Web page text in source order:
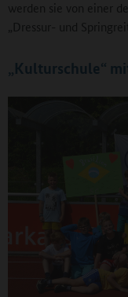
werden sie von einer
„Dressur- und
„Kulturschule“